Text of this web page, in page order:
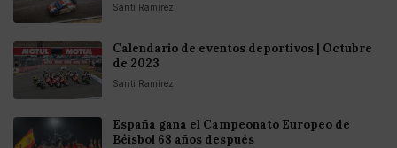
Santi Ramirez
Calendario de eventos deportivos | Octubre
de 2023
Santi Ramirez
España gana el Campeonato Europeo de
Béisbol 68 años después